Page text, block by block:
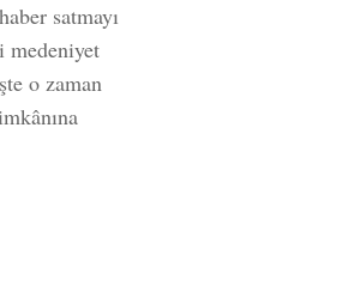
satmayı
medeniyet
o zaman